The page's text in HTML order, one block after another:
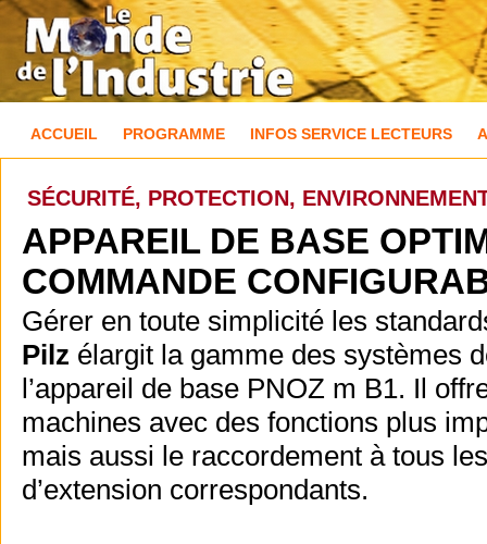
ACCUEIL PROGRAMME INFOS SERVICE LECTEURS
SÉCURITÉ, PROTECTION,
APPAREIL DE BASE
COMMANDE
Gérer en toute simplicité les
Pilz élargit la gamme des systèmes
l’appareil de base PNOZ m B1. Il
machines avec des fonctions plus
mais aussi le raccordement à tous
d’extension correspondants.